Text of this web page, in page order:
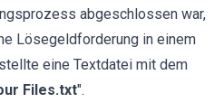
abgeschlossen war,
Lösegeldforderung in einem
eine Textdatei mit dem
Files.txt".